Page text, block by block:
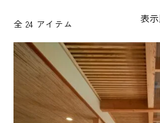
全 24 アイテム